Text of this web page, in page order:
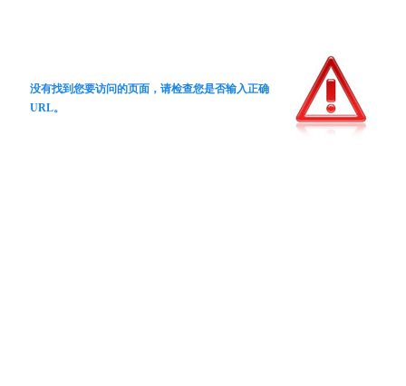
没有找到您要访问的页面，请检查您是否输入正确
URL。